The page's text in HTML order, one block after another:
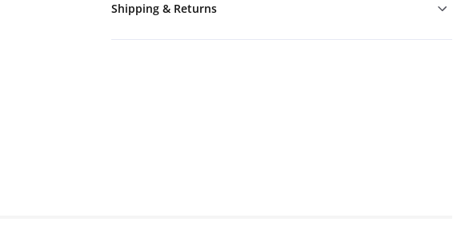
Shipping & Returns